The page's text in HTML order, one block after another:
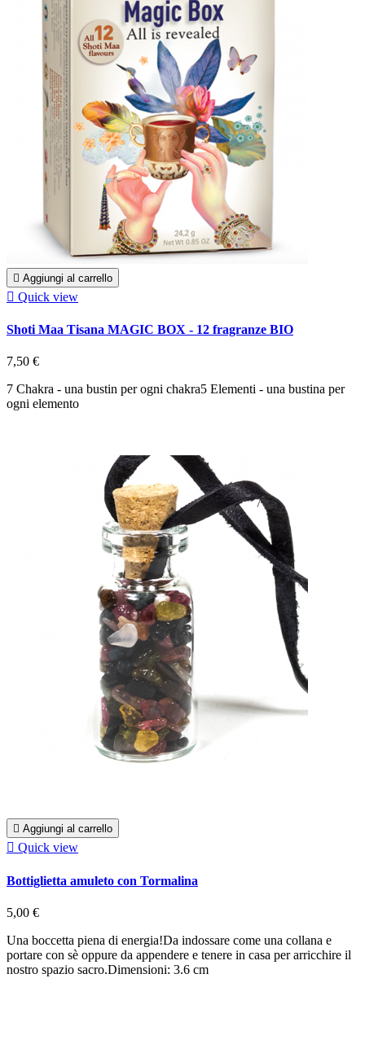
 Aggiungi al carrello
 Quick view
Shoti Maa Tisana MAGIC BOX - 12 fragranze BIO
7,50 €
7 Chakra - una bustin per ogni chakra5 Elementi - una bustina per
ogni elemento
 Aggiungi al carrello
 Quick view
Bottiglietta amuleto con Tormalina
5,00 €
Una boccetta piena di energia!Da indossare come una collana e
portare con sè oppure da appendere e tenere in casa per arricchire il
nostro spazio sacro.Dimensioni: 3.6 cm